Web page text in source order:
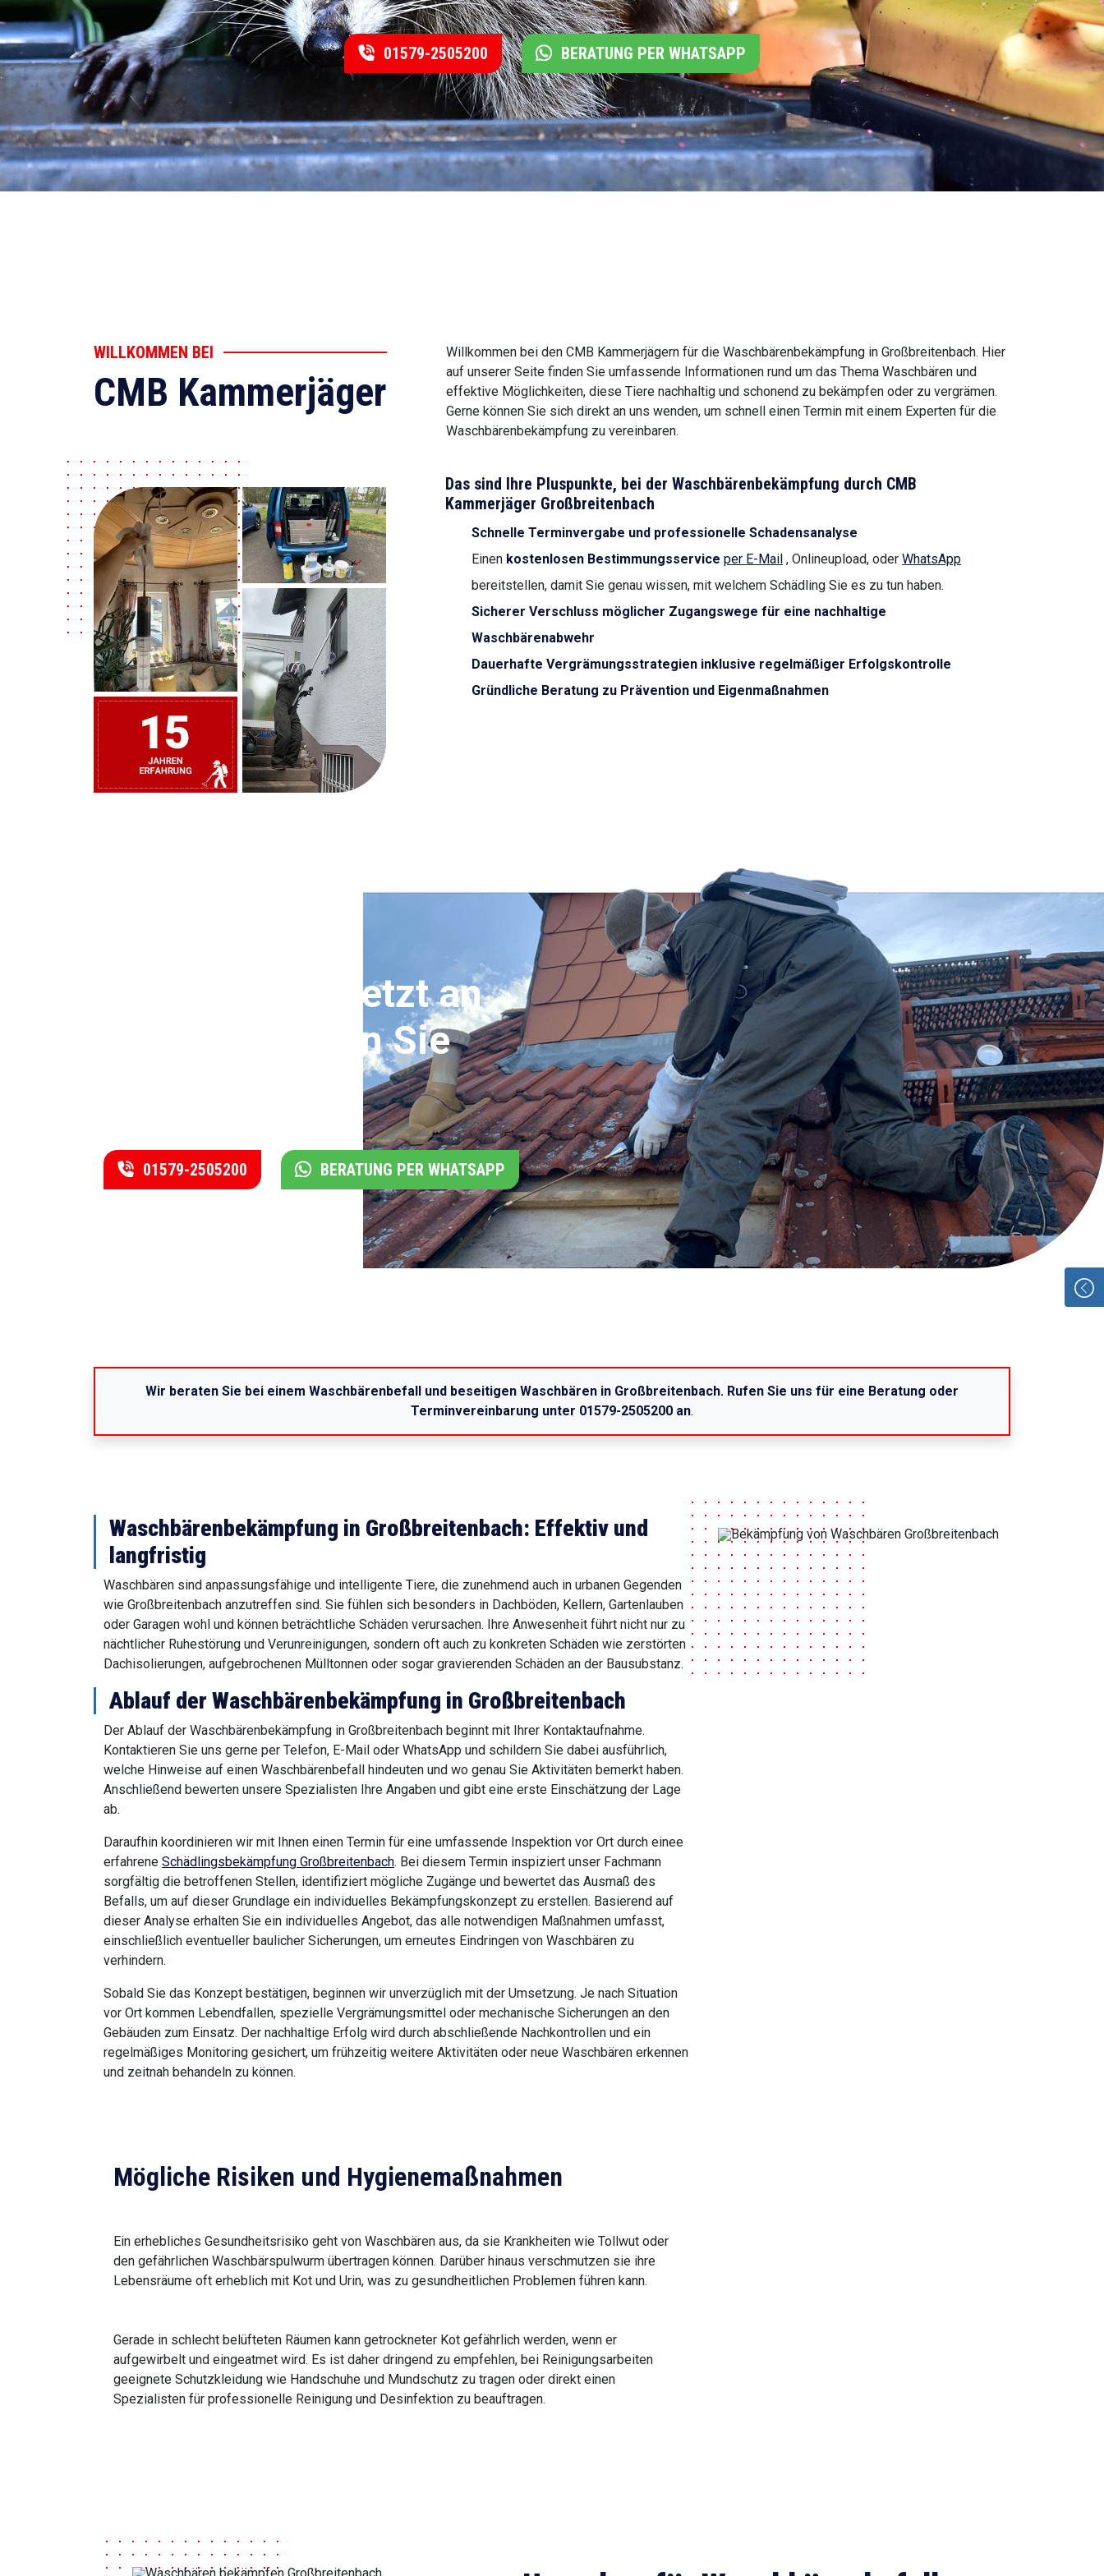
01579-2505200 BERATUNG PER WHATSAPP
WILLKOMMEN BEI
CMB Kammerjäger
Willkommen bei den CMB Kammerjägern für die Waschbärenbekämpfung in Großbreitenbach. Hier
auf unserer Seite finden Sie umfassende Informationen rund um das Thema Waschbären und
effektive Möglichkeiten, diese Tiere nachhaltig und schonend zu bekämpfen oder zu vergrämen.
Gerne können Sie sich direkt an uns wenden, um schnell einen Termin mit einem Experten für die
Waschbärenbekämpfung zu vereinbaren.
Das sind Ihre Pluspunkte, bei der Waschbärenbekämpfung durch CMB
Kammerjäger Großbreitenbach
Schnelle Terminvergabe und professionelle Schadensanalyse
Einen kostenlosen Bestimmungsservice per E-Mail , Onlineupload, oder WhatsApp
bereitstellen, damit Sie genau wissen, mit welchem Schädling Sie es zu tun haben.
Sicherer Verschluss möglicher Zugangswege für eine nachhaltige
Waschbärenabwehr
Dauerhafte Vergrämungsstrategien inklusive regelmäßiger Erfolgskontrolle
Gründliche Beratung zu Prävention und Eigenmaßnahmen
Rufen Sie uns jetzt an
und vereinbaren Sie
01579-2505200 BERATUNG PER WHATSAPP
Wir beraten Sie bei einem Waschbärenbefall und beseitigen Waschbären in Großbreitenbach. Rufen Sie uns für eine Beratung oder
Terminvereinbarung unter 01579-2505200 an.
Waschbärenbekämpfung in Großbreitenbach: Effektiv und
langfristig
Waschbären sind anpassungsfähige und intelligente Tiere, die zunehmend auch in urbanen Gegenden
wie Großbreitenbach anzutreffen sind. Sie fühlen sich besonders in Dachböden, Kellern, Gartenlauben
oder Garagen wohl und können beträchtliche Schäden verursachen. Ihre Anwesenheit führt nicht nur zu
nächtlicher Ruhestörung und Verunreinigungen, sondern oft auch zu konkreten Schäden wie zerstörten
Dachisolierungen, aufgebrochenen Mülltonnen oder sogar gravierenden Schäden an der Bausubstanz.
Ablauf der Waschbärenbekämpfung in Großbreitenbach
Der Ablauf der Waschbärenbekämpfung in Großbreitenbach beginnt mit Ihrer Kontaktaufnahme.
Kontaktieren Sie uns gerne per Telefon, E-Mail oder WhatsApp und schildern Sie dabei ausführlich,
welche Hinweise auf einen Waschbärenbefall hindeuten und wo genau Sie Aktivitäten bemerkt haben.
Anschließend bewerten unsere Spezialisten Ihre Angaben und gibt eine erste Einschätzung der Lage
ab.
Daraufhin koordinieren wir mit Ihnen einen Termin für eine umfassende Inspektion vor Ort durch einee
erfahrene Schädlingsbekämpfung Großbreitenbach. Bei diesem Termin inspiziert unser Fachmann
sorgfältig die betroffenen Stellen, identifiziert mögliche Zugänge und bewertet das Ausmaß des
Befalls, um auf dieser Grundlage ein individuelles Bekämpfungskonzept zu erstellen. Basierend auf
dieser Analyse erhalten Sie ein individuelles Angebot, das alle notwendigen Maßnahmen umfasst,
einschließlich eventueller baulicher Sicherungen, um erneutes Eindringen von Waschbären zu
verhindern.
Sobald Sie das Konzept bestätigen, beginnen wir unverzüglich mit der Umsetzung. Je nach Situation
vor Ort kommen Lebendfallen, spezielle Vergrämungsmittel oder mechanische Sicherungen an den
Gebäuden zum Einsatz. Der nachhaltige Erfolg wird durch abschließende Nachkontrollen und ein
regelmäßiges Monitoring gesichert, um frühzeitig weitere Aktivitäten oder neue Waschbären erkennen
und zeitnah behandeln zu können.
Mögliche Risiken und Hygienemaßnahmen
Ein erhebliches Gesundheitsrisiko geht von Waschbären aus, da sie Krankheiten wie Tollwut oder
den gefährlichen Waschbärspulwurm übertragen können. Darüber hinaus verschmutzen sie ihre
Lebensräume oft erheblich mit Kot und Urin, was zu gesundheitlichen Problemen führen kann.
Gerade in schlecht belüfteten Räumen kann getrockneter Kot gefährlich werden, wenn er
aufgewirbelt und eingeatmet wird. Es ist daher dringend zu empfehlen, bei Reinigungsarbeiten
geeignete Schutzkleidung wie Handschuhe und Mundschutz zu tragen oder direkt einen
Spezialisten für professionelle Reinigung und Desinfektion zu beauftragen.